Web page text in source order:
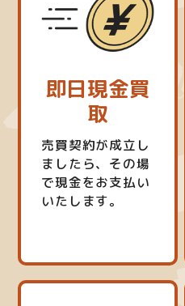
即日現金買
取
売買契約が成立し
ましたら、その場
で現金をお支払い
いたします。